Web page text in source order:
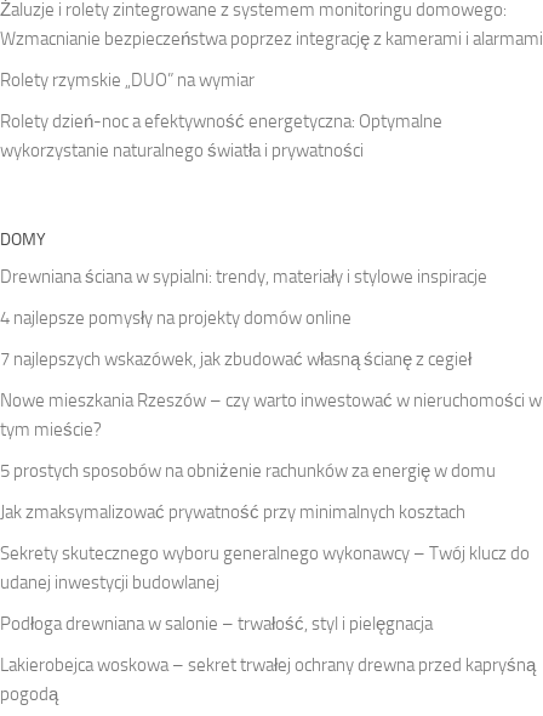
Żaluzje i rolety zintegrowane z systemem monitoringu domowego:
Wzmacnianie bezpieczeństwa poprzez integrację z kamerami i alarmami
Rolety rzymskie „DUO” na wymiar
Rolety dzień-noc a efektywność energetyczna: Optymalne
wykorzystanie naturalnego światła i prywatności
DOMY
Drewniana ściana w sypialni: trendy, materiały i stylowe inspiracje
4 najlepsze pomysły na projekty domów online
7 najlepszych wskazówek, jak zbudować własną ścianę z cegieł
Nowe mieszkania Rzeszów – czy warto inwestować w nieruchomości w
tym mieście?
5 prostych sposobów na obniżenie rachunków za energię w domu
Jak zmaksymalizować prywatność przy minimalnych kosztach
Sekrety skutecznego wyboru generalnego wykonawcy – Twój klucz do
udanej inwestycji budowlanej
Podłoga drewniana w salonie – trwałość, styl i pielęgnacja
Lakierobejca woskowa – sekret trwałej ochrany drewna przed kapryśną
pogodą